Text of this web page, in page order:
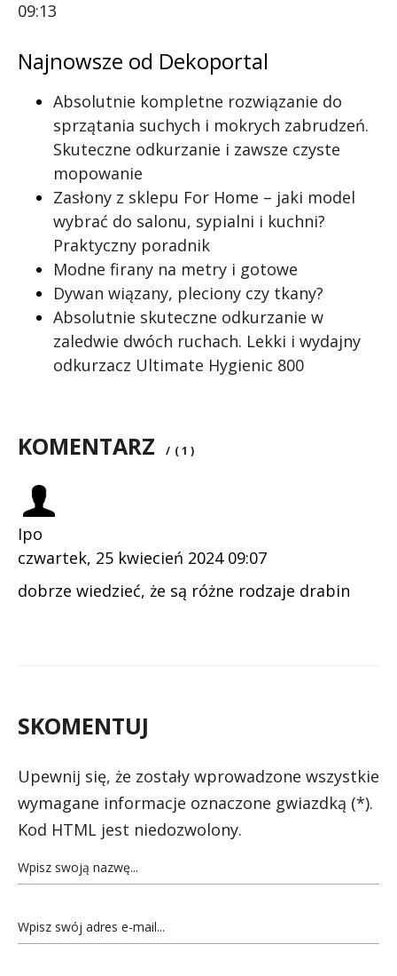
09:13
Najnowsze od Dekoportal
Absolutnie kompletne rozwiązanie do
sprzątania suchych i mokrych zabrudzeń.
Skuteczne odkurzanie i zawsze czyste
mopowanie
Zasłony z sklepu For Home – jaki model
wybrać do salonu, sypialni i kuchni?
Praktyczny poradnik
Modne firany na metry i gotowe
Dywan wiązany, pleciony czy tkany?
Absolutnie skuteczne odkurzanie w
zaledwie dwóch ruchach. Lekki i wydajny
odkurzacz Ultimate Hygienic 800
KOMENTARZ / ( 1 )
Ipo
czwartek, 25 kwiecień 2024 09:07
dobrze wiedzieć, że są różne rodzaje drabin
SKOMENTUJ
Upewnij się, że zostały wprowadzone wszystkie
wymagane informacje oznaczone gwiazdką (*).
Kod HTML jest niedozwolony.